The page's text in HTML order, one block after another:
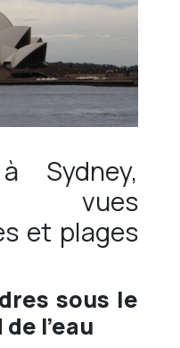
Sydney,
et plages
sous le
l’eau